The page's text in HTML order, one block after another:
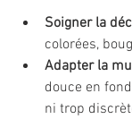
Soigner la
colorées,
Adapter la
douce en
ni trop